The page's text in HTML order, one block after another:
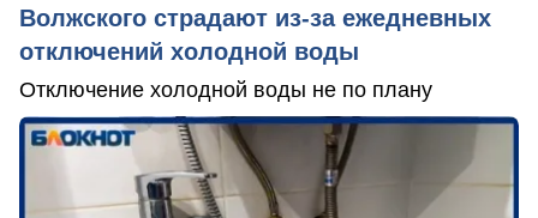
Волжского страдают из‑за ежедневных
отключений холодной воды
Отключение холодной воды не по плану